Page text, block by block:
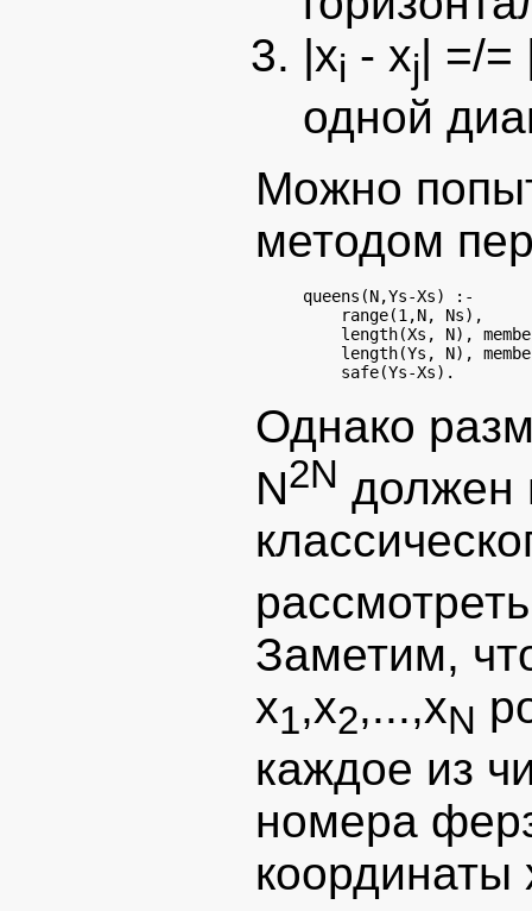
|xi - xj| =/=
одной
Можно
методом
queens(N,Ys-Xs) :-
    range(1,N, Ns),
length(Xs, N),
length(Ys, N),
Однако
N2N должен
Заметим,
x1,x2,...,xN
каждое из
номера
координаты